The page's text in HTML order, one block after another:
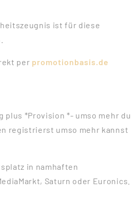
ist für diese
per promotionbasis.de
plus *Provision *- umso mehr du
registrierst umso mehr kannst
in namhaften
Saturn oder Euronics.